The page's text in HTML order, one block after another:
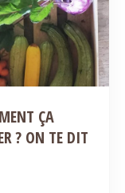
ÇA
? ON TE DIT